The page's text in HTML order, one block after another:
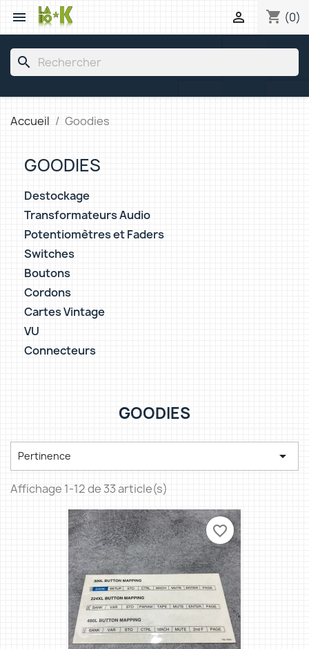
 shopping_cart (0)

search
Accueil Goodies
GOODIES
Destockage
Transformateurs Audio
Potentiomètres et Faders
Switches
Boutons
Cordons
Cartes Vintage
VU
Connecteurs
GOODIES
Pertinence 
Affichage 1-12 de 33 article(s)
favorite_border